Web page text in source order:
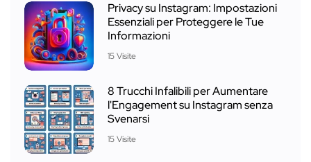
Privacy su Instagram: Impostazioni
Essenziali per Proteggere le Tue
Informazioni
15 Visite
8 Trucchi Infalibili per Aumentare
l'Engagement su Instagram senza
Svenarsi
15 Visite